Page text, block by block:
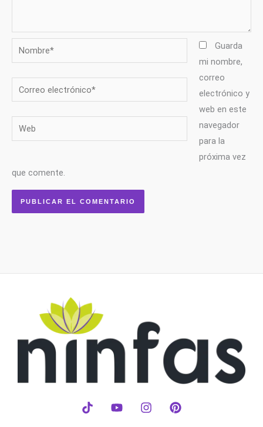
Nombre*
Correo
electrónico*
Web
Guarda
mi nombre,
correo
electrónico y
web en este
navegador
para la
próxima vez
que comente.